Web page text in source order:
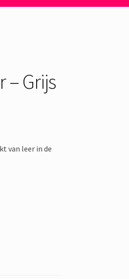
– Grijs
van leer in de